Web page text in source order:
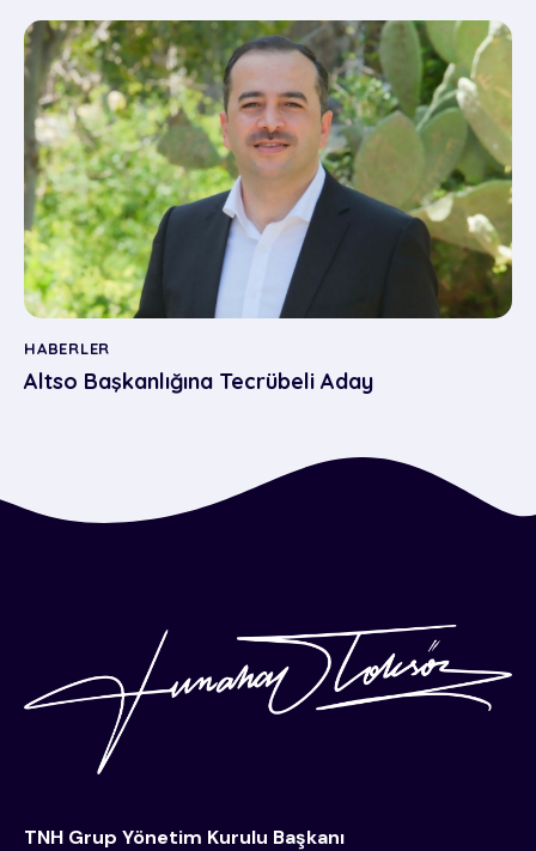
HABERLER
Altso Başkanlığına Tecrübeli Aday
TNH Grup Yönetim Kurulu Başkanı